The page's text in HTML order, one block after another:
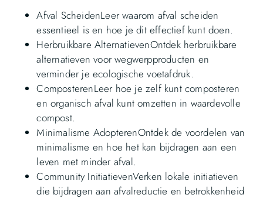
Afval ScheidenLeer waarom afval scheiden
essentieel is en hoe je dit effectief kunt doen.
Herbruikbare AlternatievenOntdek herbruikbare
alternatieven voor wegwerpproducten en
verminder je ecologische voetafdruk.
ComposterenLeer hoe je zelf kunt composteren
en organisch afval kunt omzetten in waardevolle
compost.
Minimalisme AdopterenOntdek de voordelen van
minimalisme en hoe het kan bijdragen aan een
leven met minder afval.
Community InitiatievenVerken lokale initiatieven
die bijdragen aan afvalreductie en betrokkenheid